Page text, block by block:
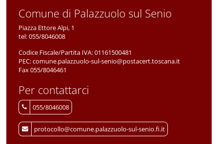
Comune di Palazzuolo sul Senio
Piazza Ettore Alpi, 1
tel:055/8046008
Codice Fiscale/Partita IVA:01161500481
PEC:comune.palazzuolo-sul-senio@postacert.toscana.it
Fax 055/8046461
Per contattarci
055/8046008
protocollo@comune.palazzuolo-sul-senio.fi.it